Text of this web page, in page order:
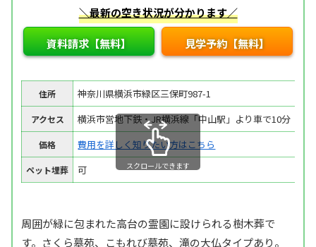
＼最新の空き状況が分かります／
資料請求【無料】 見学予約【無料】
住所 神奈川県横浜市緑区三保町987-1
アクセス 横浜市営地下鉄・JR横浜線「中山駅」より車で10分
価格 費用を詳しく知りたい方はこちら
ペット埋葬 可 スクロールできます
周囲が緑に包まれた高台の霊園に設けられる樹木葬で
す。さくら墓苑、こもれび墓苑、滝の大仏タイプあり。